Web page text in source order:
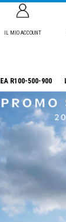
IL MIO ACCOUNT
R100-500-900